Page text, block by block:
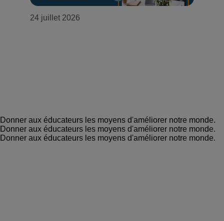
24 juillet 2026
Donner aux éducateurs les moyens d'améliorer notre monde.
Donner aux éducateurs les moyens d'améliorer notre monde.
Donner aux éducateurs les moyens d'améliorer notre monde.